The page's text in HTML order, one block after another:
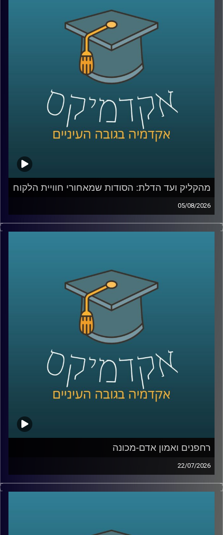
מהקליק ועד הדלת: הסודות שמאחורי חוויית הלקוח
05/08/2026
כולנו מזמינים היום כמעט הכול בלחיצת כפתור, אוכל, בגדים,
תרופות, אפילו את הקניות לסוף השבוע. אבל כמה מאיתנו
שגורמת לנו לחזור שוב ושוב, ואיך משלבים בין טכנולוגיה,
דאטה, לוגיסטיקה ובעיקר הבנה של בני אדם?
כדי לדבר על כל זה נמצא איתי היום צביקה ביידא, לשעבר
נדבר על מה באמת עומד מאחורי חוויית לקוח טובה, איך
ארגונים חושבים על חדשנות, ואיך בינה מלאכותית הולכת
לשנות את הדרך שבה כולנו קונים, עובדים ומקבלים החלטות
קרדיט תמונות:AudioVersity
רחפנים ואמון אדם-מכונה
22/07/2026
אם לפני עשור היינו אומרים את המילה “רחפן”, כנראה שהיינו
חושבים על צילום מהאוויר או על גאדג’ט מגניב. היום התמונה
ובמקרים מסוימים אפילו מסוגלים לבצע חלק מהמשימות